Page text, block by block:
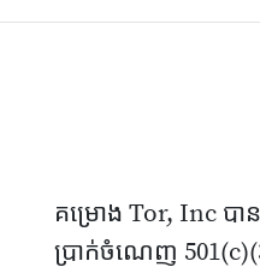
គម្រោង Tor, Inc បាន
ប្រាក់ចំណេញ